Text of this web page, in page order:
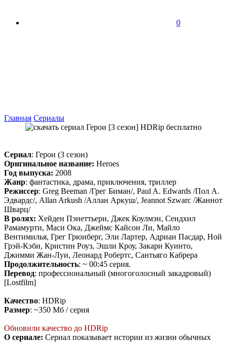
0
Главная Сериалы
Сериал: Герои (3 сезон)
Оригинальное название: Heroes
Год выпуска: 2008
Жанр: фантастика, драма, приключения, триллер
Режиссер: Greg Beeman /Грег Биман/, Paul A. Edwards /Пол А.
Эдвардс/, Allan Arkush /Аллан Аркуш/, Jeannot Szwarc /Жаннот
Шварц/
В ролях: Хейден Пэнеттьери, Джек Коулмэн, Сендхил
Рамамурти, Маси Ока, Джеймс Кайсон Ли, Майло
Вентимилья, Грег Грюнберг, Эли Лартер, Адриан Пасдар, Ной
Грэй-Кэби, Кристин Роуз, Эшли Кроу, Закари Куинто,
Джимми Жан-Луи, Леонард Робертс, Сантьяго Кабрера
Продолжительность: ~ 00:45 серия.
Перевод: профессиональный (многоголосный закадровый)
[Lostfilm]
Качество: HDRip
Размер: ~350 Мб / серия
Обновили качество до HDRip
О сериале: Сериал показывает истории из жизни обычных